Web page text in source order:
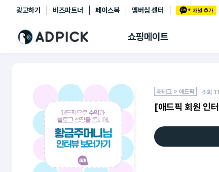
광고하기 비즈파트너 페이스북 멤버십 센터
쇼핑메이트
추천상품
쇼핑 에이전트
마이숍
재테크 > 애드픽 조회
[애드픽 회원 인